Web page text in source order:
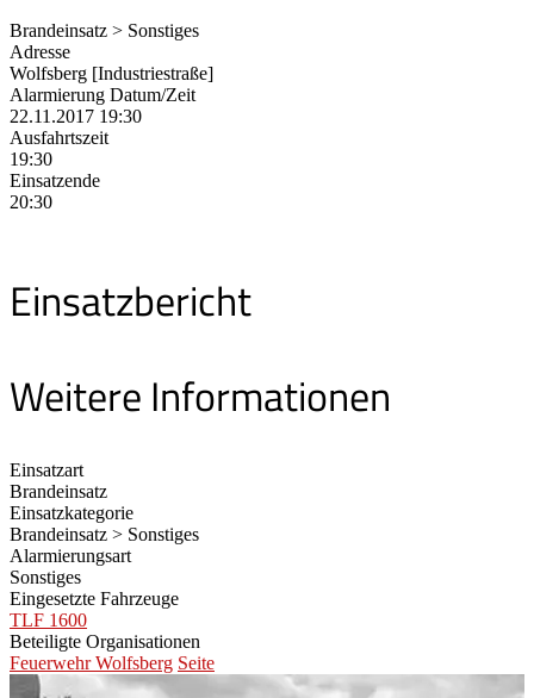
Brandeinsatz > Sonstiges
Adresse
Wolfsberg [Industriestraße]
Alarmierung Datum/Zeit
22.11.2017 19:30
Ausfahrtszeit
19:30
Einsatzende
20:30
Einsatzbericht
Weitere Informationen
Einsatzart
Brandeinsatz
Einsatzkategorie
Brandeinsatz > Sonstiges
Alarmierungsart
Sonstiges
Eingesetzte Fahrzeuge
TLF 1600
Beteiligte Organisationen
Feuerwehr Wolfsberg Seite